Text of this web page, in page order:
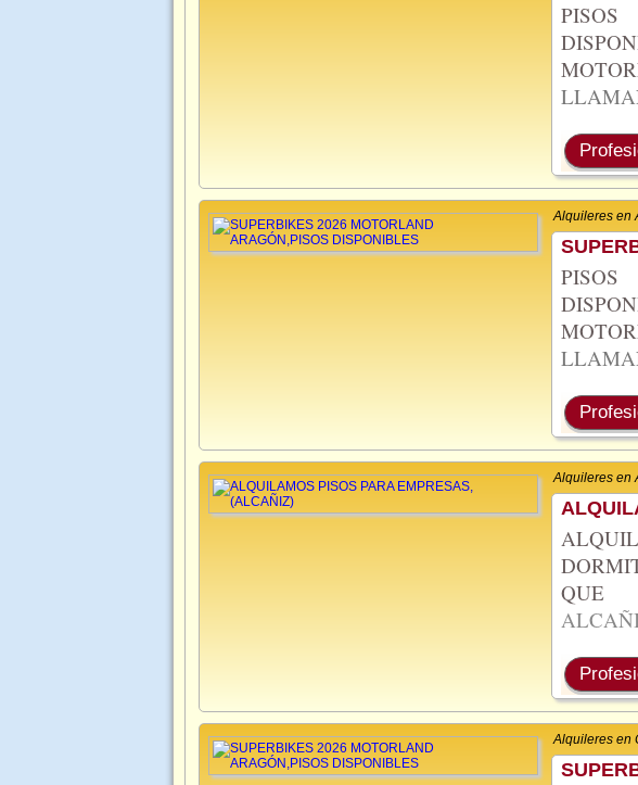
Alquileres en
Alquileres en
QUE
Alquileres en